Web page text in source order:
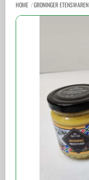
HOME GRONINGER ETENSWAREN